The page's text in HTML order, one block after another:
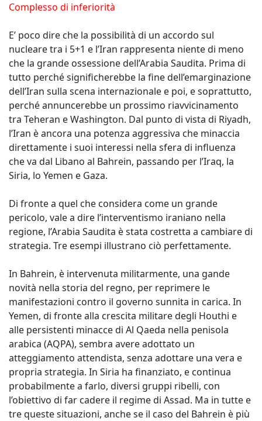
Complesso di inferiorità
E’ poco dire che la possibilità di un accordo sul
nucleare tra i 5+1 e l’Iran rappresenta niente di meno
che la grande ossessione dell’Arabia Saudita. Prima di
tutto perché significherebbe la fine dell’emarginazione
dell’Iran sulla scena internazionale e poi, e soprattutto,
perché annuncerebbe un prossimo riavvicinamento
tra Teheran e Washington. Dal punto di vista di Riyadh,
l’Iran è ancora una potenza aggressiva che minaccia
direttamente i suoi interessi nella sfera di influenza
che va dal Libano al Bahrein, passando per l’Iraq, la
Siria, lo Yemen e Gaza.
Di fronte a quel che considera come un grande
pericolo, vale a dire l’interventismo iraniano nella
regione, l’Arabia Saudita è stata costretta a cambiare di
strategia. Tre esempi illustrano ciò perfettamente.
In Bahrein, è intervenuta militarmente, una gande
novità nella storia del regno, per reprimere le
manifestazioni contro il governo sunnita in carica. In
Yemen, di fronte alla crescita militare degli Houthi e
alle persistenti minacce di Al Qaeda nella penisola
arabica (AQPA), sembra avere adottato un
atteggiamento attendista, senza adottare una vera e
propria strategia. In Siria ha finanziato, e continua
probabilmente a farlo, diversi gruppi ribelli, con
l’obiettivo di far cadere il regime di Assad. Ma in tutte e
tre queste situazioni, anche se il caso del Bahrein è più